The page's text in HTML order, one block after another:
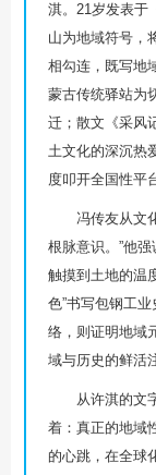
淇。21岁发表于
山为地域符号，
相勾连，既写地
蒙古传统驿站为
迁；散文《采风
土文化的深沉热
度叩开全国性平
冯传友从文
根脉意识。”他
触摸到土地的温
色”书写包钢工
络，则证明地域
域与历史的鲜活
从许淇的文
着：真正的地域
的心跳，在全